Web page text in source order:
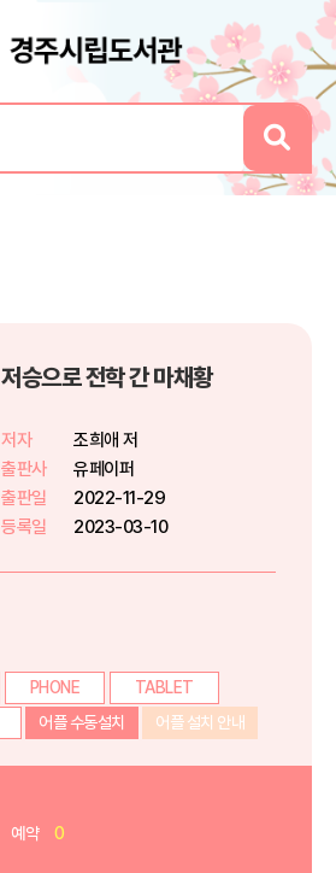
저승으로 전학 간 마채황
저자
조희애 저
출판사
유페이퍼
출판일
2022-11-29
등록일
2023-03-10
PHONE
TABLET
어플 수동설치 어플 설치 안내
예약 0